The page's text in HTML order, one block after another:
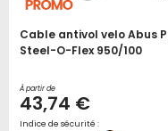
Cable antivol velo Abus
Steel-O-Flex 950/100
À partir de
43,74 €
Indice de sécurité :